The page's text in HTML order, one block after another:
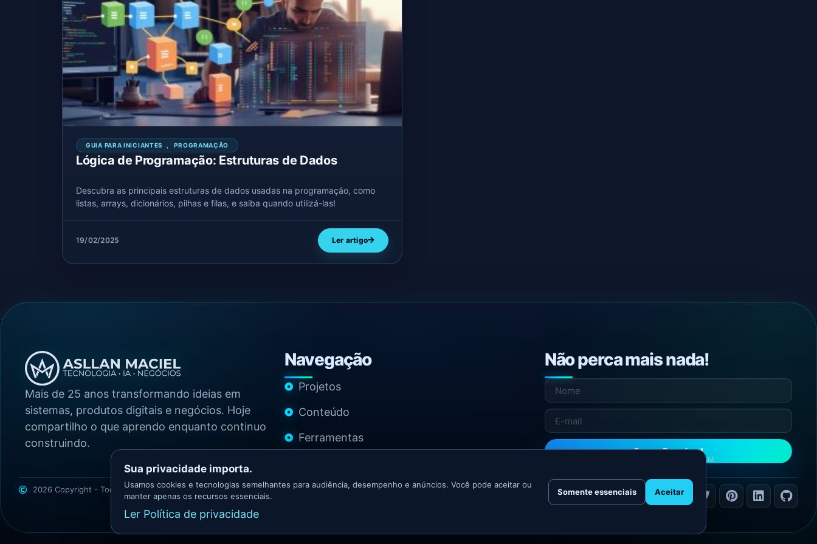
GUIA PARA INICIANTES PROGRAMAÇÃO
Lógica de Programação: Estruturas de Dados
Descubra as principais estruturas de dados usadas na programação, como
listas, arrays, dicionários, pilhas e filas, e saiba quando utilizá-las!
19/02/2025 Ler artigo
Mais de 25 anos transformando ideias em
sistemas, produtos digitais e negócios. Hoje
compartilho o que aprendo enquanto continuo
construindo.
Navegação
Projetos
Conteúdo
Ferramentas
Não perca mais nada!
Quero Receber!
NÃO ENVIAMOS SPAM
2026 Copyright - Todos os direitos reservadosAsllan Maciel - Growth Marketer
Sua privacidade importa.
Usamos cookies e tecnologias semelhantes para audiência, desempenho e anúncios. Você pode aceitar ou
manter apenas os recursos essenciais.
Ler Política de privacidade
Somente essenciais Aceitar